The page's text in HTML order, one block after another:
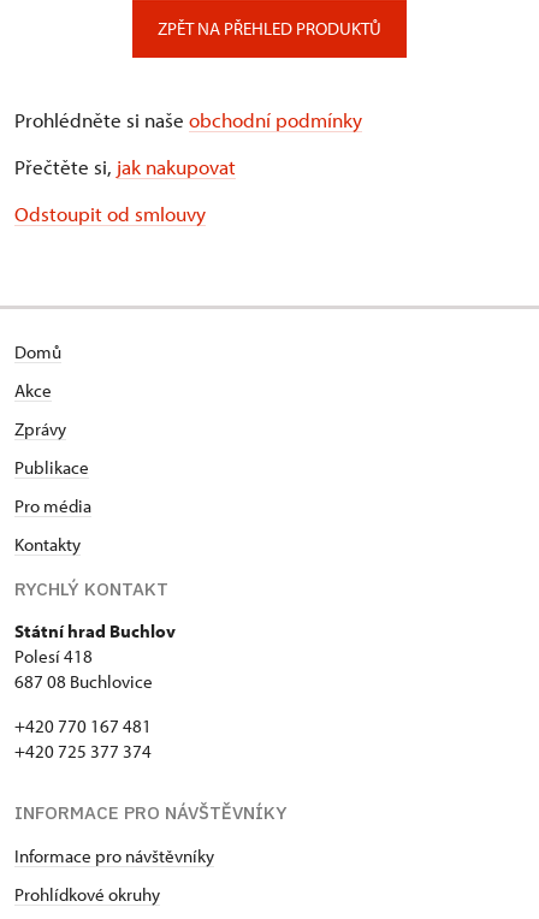
ZPĚT NA PŘEHLED PRODUKTŮ
Prohlédněte si naše obchodní podmínky
Přečtěte si, jak nakupovat
Odstoupit od smlouvy
Domů
Akce
Zprávy
Publikace
Pro média
Kontakty
RYCHLÝ KONTAKT
Státní hrad Buchlov
Polesí 418
687 08 Buchlovice
+420 770 167 481
+420 725 377 374
INFORMACE PRO NÁVŠTĚVNÍKY
Informace pro návštěvníky
Prohlídkové okruhy